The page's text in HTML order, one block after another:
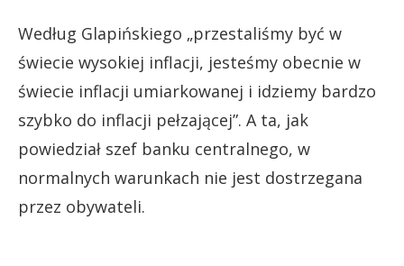
Według Glapińskiego „przestaliśmy być w
świecie wysokiej inflacji, jesteśmy obecnie w
świecie inflacji umiarkowanej i idziemy bardzo
szybko do inflacji pełzającej”. A ta, jak
powiedział szef banku centralnego, w
normalnych warunkach nie jest dostrzegana
przez obywateli.